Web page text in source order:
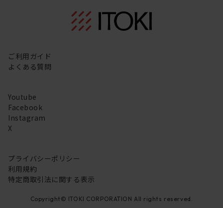
ご利用ガイド
よくある質問
Youtube
Facebook
Instagram
X
プライバシーポリシー
利用規約
特定商取引法に関する表示
Copyright© ITOKI CORPORATION All rights reserved.